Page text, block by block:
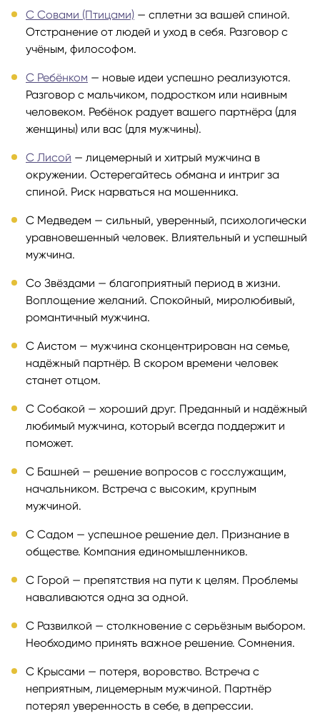
С Совами (Птицами) — сплетни за вашей спиной.
Отстранение от людей и уход в себя. Разговор с
учёным, философом.
С Ребёнком — новые идеи успешно реализуются.
Разговор с мальчиком, подростком или наивным
человеком. Ребёнок радует вашего партнёра (для
женщины) или вас (для мужчины).
С Лисой — лицемерный и хитрый мужчина в
окружении. Остерегайтесь обмана и интриг за
спиной. Риск нарваться на мошенника.
С Медведем — сильный, уверенный, психологически
уравновешенный человек. Влиятельный и успешный
мужчина.
Со Звёздами — благоприятный период в жизни.
Воплощение желаний. Спокойный, миролюбивый,
романтичный мужчина.
С Аистом — мужчина сконцентрирован на семье,
надёжный партнёр. В скором времени человек
станет отцом.
С Собакой — хороший друг. Преданный и надёжный
любимый мужчина, который всегда поддержит и
поможет.
С Башней — решение вопросов с госслужащим,
начальником. Встреча с высоким, крупным
мужчиной.
С Садом — успешное решение дел. Признание в
обществе. Компания единомышленников.
С Горой — препятствия на пути к целям. Проблемы
наваливаются одна за одной.
С Развилкой — столкновение с серьёзным выбором.
Необходимо принять важное решение. Сомнения.
С Крысами — потеря, воровство. Встреча с
неприятным, лицемерным мужчиной. Партнёр
потерял уверенность в себе, в депрессии.